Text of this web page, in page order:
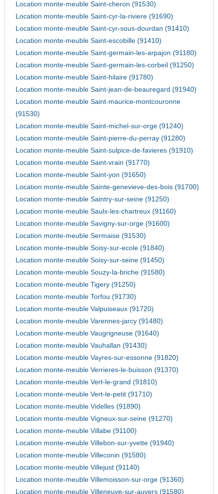
Location monte-meuble Saint-cheron (91530)
Location monte-meuble Saint-cyr-la-riviere (91690)
Location monte-meuble Saint-cyr-sous-dourdan (91410)
Location monte-meuble Saint-escobille (91410)
Location monte-meuble Saint-germain-les-arpajon (91180)
Location monte-meuble Saint-germain-les-corbeil (91250)
Location monte-meuble Saint-hilaire (91780)
Location monte-meuble Saint-jean-de-beauregard (91940)
Location monte-meuble Saint-maurice-montcouronne
(91530)
Location monte-meuble Saint-michel-sur-orge (91240)
Location monte-meuble Saint-pierre-du-perray (91280)
Location monte-meuble Saint-sulpice-de-favieres (91910)
Location monte-meuble Saint-vrain (91770)
Location monte-meuble Saint-yon (91650)
Location monte-meuble Sainte-genevieve-des-bois (91700)
Location monte-meuble Saintry-sur-seine (91250)
Location monte-meuble Saulx-les-chartreux (91160)
Location monte-meuble Savigny-sur-orge (91600)
Location monte-meuble Sermaise (91530)
Location monte-meuble Soisy-sur-ecole (91840)
Location monte-meuble Soisy-sur-seine (91450)
Location monte-meuble Souzy-la-briche (91580)
Location monte-meuble Tigery (91250)
Location monte-meuble Torfou (91730)
Location monte-meuble Valpuiseaux (91720)
Location monte-meuble Varennes-jarcy (91480)
Location monte-meuble Vaugrigneuse (91640)
Location monte-meuble Vauhallan (91430)
Location monte-meuble Vayres-sur-essonne (91820)
Location monte-meuble Verrieres-le-buisson (91370)
Location monte-meuble Vert-le-grand (91810)
Location monte-meuble Vert-le-petit (91710)
Location monte-meuble Videlles (91890)
Location monte-meuble Vigneux-sur-seine (91270)
Location monte-meuble Villabe (91100)
Location monte-meuble Villebon-sur-yvette (91940)
Location monte-meuble Villeconin (91580)
Location monte-meuble Villejust (91140)
Location monte-meuble Villemoisson-sur-orge (91360)
Location monte-meuble Villeneuve-sur-auvers (91580)